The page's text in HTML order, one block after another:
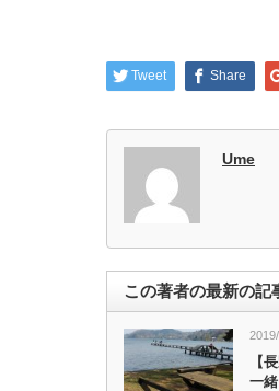
Tweet Share
Ume
この著者の最新の記
【
一